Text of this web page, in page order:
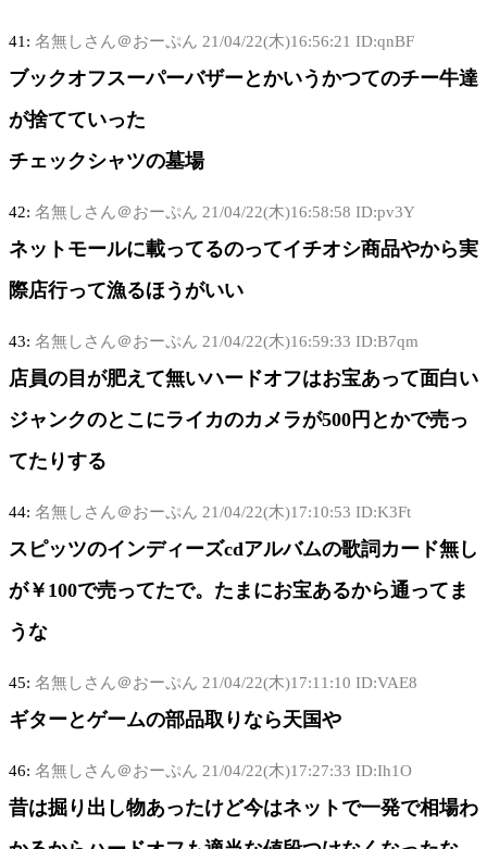
41: 名無しさん＠おーぷん 21/04/22(木)16:56:21 ID:qnBF
ブックオフスーパーバザーとかいうかつてのチー牛達
が捨てていった
チェックシャツの墓場
42: 名無しさん＠おーぷん 21/04/22(木)16:58:58 ID:pv3Y
ネットモールに載ってるのってイチオシ商品やから実
際店行って漁るほうがいい
43: 名無しさん＠おーぷん 21/04/22(木)16:59:33 ID:B7qm
店員の目が肥えて無いハードオフはお宝あって面白い
ジャンクのとこにライカのカメラが500円とかで売っ
てたりする
44: 名無しさん＠おーぷん 21/04/22(木)17:10:53 ID:K3Ft
スピッツのインディーズcdアルバムの歌詞カード無し
が￥100で売ってたで。たまにお宝あるから通ってま
うな
45: 名無しさん＠おーぷん 21/04/22(木)17:11:10 ID:VAE8
ギターとゲームの部品取りなら天国や
46: 名無しさん＠おーぷん 21/04/22(木)17:27:33 ID:Ih1O
昔は掘り出し物あったけど今はネットで一発で相場わ